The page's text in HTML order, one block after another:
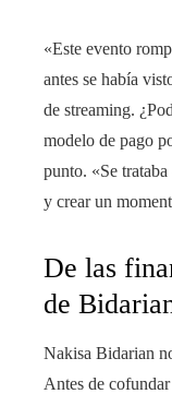
«Este evento
antes se había
de streaming.
modelo de pago
punto. «Se
y crear un
De las
de
Nakisa Bidarian
Antes de